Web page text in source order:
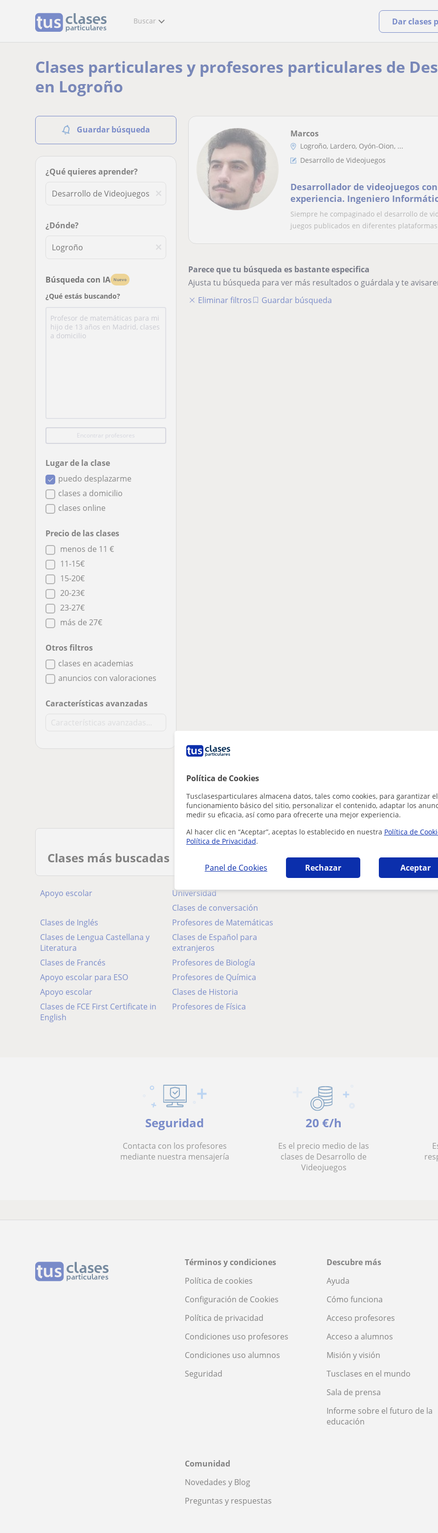
Política de Cookies
Tusclasesparticulares almacena datos, tales como cookies, para garantizar el
funcionamiento básico del sitio, personalizar el contenido, adaptar los
medir su eficacia, así como para ofrecerte una mejor experiencia.
Al hacer clic en “Aceptar”, aceptas lo establecido en nuestra Política de
Política de Privacidad.
Panel de Cookies Rechazar Aceptar
Buscar Dar clases
Clases particulares y profesores particulares de
en Logroño
Guardar búsqueda
¿Qué quieres aprender?
¿Dónde?
Búsqueda con IA Nuevo
¿Qué estás buscando?
Encontrar profesores
Lugar de la clase
puedo desplazarme
clases a domicilio
clases online
Precio de las clases
menos de 11 €
11-15€
15-20€
20-23€
23-27€
más de 27€
Otros filtros
clases en academias
anuncios con valoraciones
Características avanzadas
Marcos
Logroño, Lardero, Oyón-Oion, ...
Desarrollo de Videojuegos
Desarrollador de videojuegos
experiencia. Ingeniero
Modelado y animación 3D
durante 15 años
Siempre he compaginado el desarrollo de
juegos publicados en diferentes
Parece que tu búsqueda es bastante especifica
Ajusta tu búsqueda para ver más resultados o guárdala y te
Eliminar filtros
Guardar búsqueda
Clases más buscadas
Apoyo escolar
Universidad
Clases de conversación
Clases de Inglés
Profesores de Matemáticas
Clases de Lengua Castellana y
Literatura
Clases de Español para
extranjeros
Clases de Francés
Profesores de Biología
Apoyo escolar para ESO
Profesores de Química
Apoyo escolar
Clases de Historia
Clases de FCE First Certificate in
English
Profesores de Física
Seguridad
Contacta con los profesores
mediante nuestra mensajería
20 €/h
Es el precio medio de las
clases de Desarrollo de
Videojuegos
Términos y condiciones
Política de cookies
Configuración de Cookies
Política de privacidad
Condiciones uso profesores
Condiciones uso alumnos
Seguridad
Descubre más
Ayuda
Cómo funciona
Acceso profesores
Acceso a alumnos
Misión y visión
Tusclases en el mundo
Sala de prensa
Informe sobre el futuro de la
educación
Comunidad
Novedades y Blog
Preguntas y respuestas